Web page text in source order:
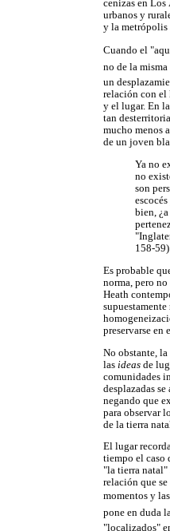
cenizas en
urbanos y
y la metrópolis
Cuando el
no de la
un
relación con el
y el lugar. En
tan
mucho menos
de un joven
Ya no
no
son
bien,
158-59)
Es probable
norma, pero
Heath
preservarse en
No obstante, la
las ideas de
comunidades
desplazadas
negando que
para observar
de la tierra
El lugar
tiempo el caso
"la tierra natal"
relación que
momentos y
pone en duda
"localizados"